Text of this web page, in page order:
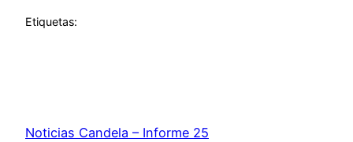
Etiquetas:
Noticias Candela – Informe 25